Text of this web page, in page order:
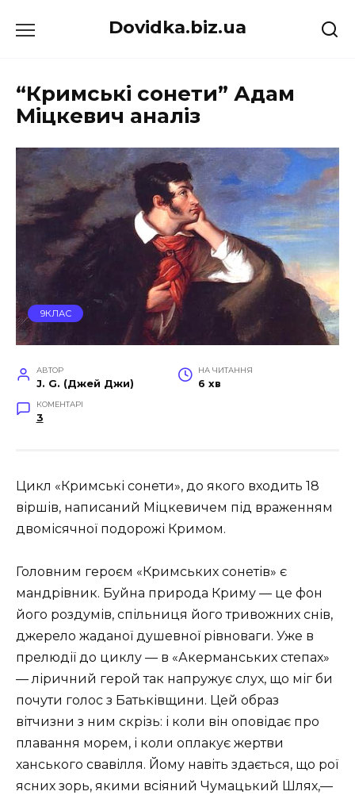
до
Dovidka.biz.ua
“Кримські сонети” Адам
Міцкевич аналіз
9КЛАС
АВТОР
J. G. (Джей Джи)
НА ЧИТАННЯ
6 хв
КОМЕНТАРІ
3
Цикл «Кримські сонети», до якого входить 18
віршів, написаний Міцкевичем під враженням
двомісячної подорожі Кримом.
Головним героєм «Кримських сонетів» є
мандрівник. Буйна природа Криму — це фон
його роздумів, спільниця його тривожних снів,
джерело жаданої душевної рівноваги. Уже в
прелюдії до циклу — в «Акерманських степах»
— ліричний герой так напружує слух, що міг би
почути голос з Батьківщини. Цей образ
вітчизни з ним скрізь: і коли він оповідає про
плавання морем, і коли оплакує жертви
ханського свавілля. Йому навіть здається, що рої
ясних зорь, якими всіяний Чумацький Шлях,—